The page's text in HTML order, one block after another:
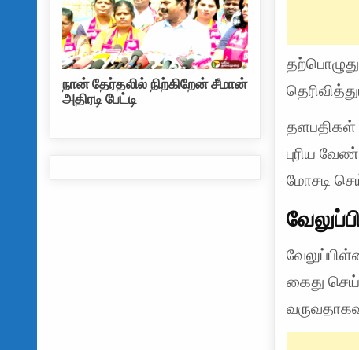
தளபதிகள்
புரிய
மோசடி
கைது
நான் தேர்தலில் நிற்கிறேன் சீமான்
அதிரடி பேட்டி